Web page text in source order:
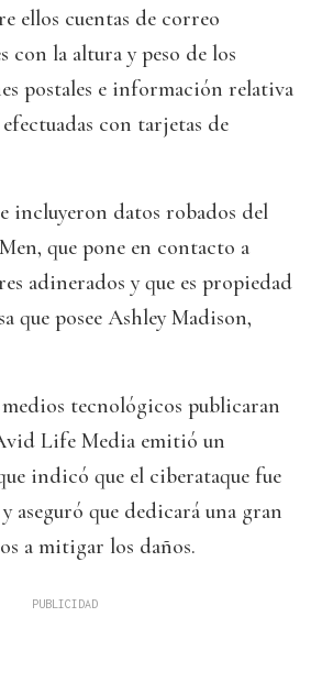
ellos cuentas de correo
con la altura y peso de los
postales e información relativa
con tarjetas de
incluyeron datos robados del
que pone en contacto a
adinerados y que es propiedad
que posee Ashley Madison,
tecnológicos publicaran
Life Media emitió un
indicó que el ciberataque fue
aseguró que dedicará una gran
a mitigar los daños.